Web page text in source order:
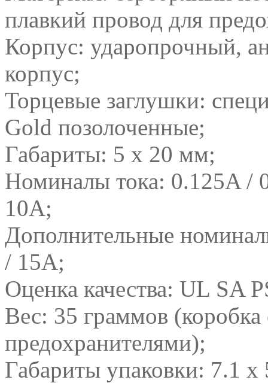
плавкий провод для
Корпус: ударопрочный,
корпус;
Торцевые заглушки:
Gold позолоченные;
Габариты: 5 x 20 мм;
Номиналы тока: 0.125A /
10A;
Дополнительные
/ 15A;
Оценка качества: UL SA
Вес: 35 граммов
предохранителями);
Габариты упаковки: 7.1